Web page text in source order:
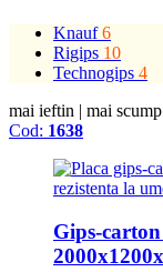
Knauf6
Rigips 10
Technogips 4
mai ieftin | mai scump
Cod: 1638
Gips-